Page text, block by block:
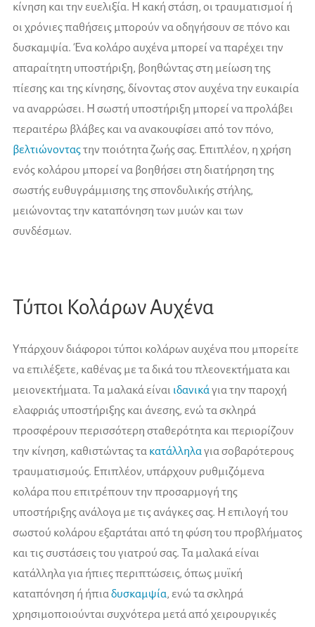
κίνηση και την ευελιξία. Η κακή στάση, οι τραυματισμοί ή
οι χρόνιες παθήσεις μπορούν να οδηγήσουν σε πόνο και
δυσκαμψία. Ένα κολάρο αυχένα μπορεί να παρέχει την
απαραίτητη υποστήριξη, βοηθώντας στη μείωση της
πίεσης και της κίνησης, δίνοντας στον αυχένα την ευκαιρία
να αναρρώσει. Η σωστή υποστήριξη μπορεί να προλάβει
περαιτέρω βλάβες και να ανακουφίσει από τον πόνο,
βελτιώνονταςτην ποιότητα ζωής σας. Επιπλέον, η χρήση
ενός κολάρου μπορεί να βοηθήσει στη διατήρηση της
σωστής ευθυγράμμισης της σπονδυλικής στήλης,
μειώνοντας την καταπόνηση των μυών και των
συνδέσμων.
Τύποι Κολάρων Αυχένα
Υπάρχουν διάφοροι τύποι κολάρων αυχένα που μπορείτε
να επιλέξετε, καθένας με τα δικά του πλεονεκτήματα και
μειονεκτήματα. Τα μαλακά είναι ιδανικάγια την παροχή
ελαφριάς υποστήριξης και άνεσης, ενώ τα σκληρά
προσφέρουν περισσότερη σταθερότητα και περιορίζουν
την κίνηση, καθιστώντας τα κατάλληλαγια σοβαρότερους
τραυματισμούς. Επιπλέον, υπάρχουν ρυθμιζόμενα
κολάρα που επιτρέπουν την προσαρμογή της
υποστήριξης ανάλογα με τις ανάγκες σας. Η επιλογή του
σωστού κολάρου εξαρτάται από τη φύση του προβλήματος
και τις συστάσεις του γιατρού σας. Τα μαλακά είναι
κατάλληλα για ήπιες περιπτώσεις, όπως μυϊκή
καταπόνηση ή ήπιαδυσκαμψία, ενώ τα σκληρά
χρησιμοποιούνται συχνότερα μετά από χειρουργικές